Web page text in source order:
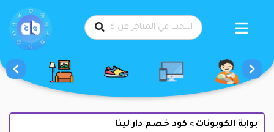
بوابة الكوبونات > كود خصم دار لينا